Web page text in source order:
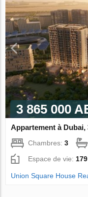
3 865 000
Appartement à Dubai,
Chambres:3
Espace de vie:
Union Square House